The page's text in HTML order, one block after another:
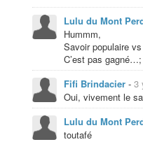
Lien invidious pour la
#nature
#plantes
Il faut sauver nos
On est pas mal
pouvoir. Ça les gêne de
Lulu du Mont
Hummm,
Savoir populaire
C’est pas gagné…;
Fifi Brindacier - 3
Oui, vivement le
Lulu du Mont
toutafé